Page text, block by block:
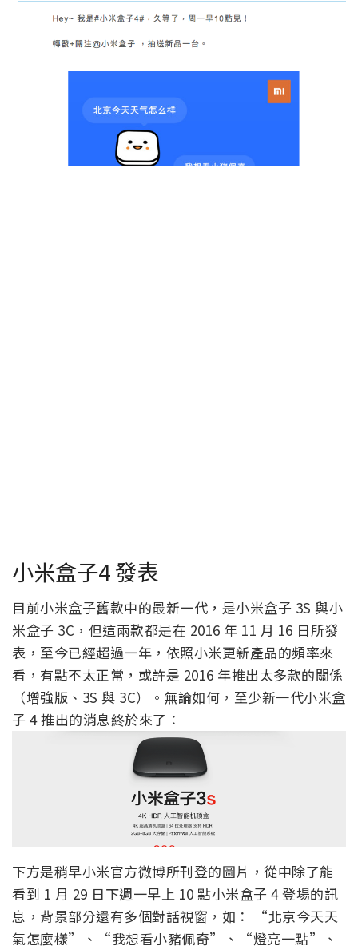
小米盒子4 發表
目前小米盒子舊款中的最新一代，是小米盒子 3S 與小
米盒子 3C，但這兩款都是在 2016 年 11 月 16 日所發
表，至今已經超過一年，依照小米更新產品的頻率來
看，有點不太正常，或許是 2016 年推出太多款的關係
（增強版、3S 與 3C）。無論如何，至少新一代小米盒
子 4 推出的消息終於來了：
下方是稍早小米官方微博所刊登的圖片，從中除了能
看到 1 月 29 日下週一早上 10 點小米盒子 4 登場的訊
息，背景部分還有多個對話視窗，如： “北京今天天
氣怎麼樣”、“我想看小豬佩奇”、“燈亮一點”、